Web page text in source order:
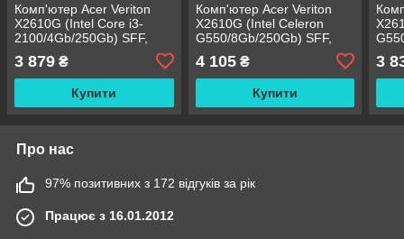
Комп'ютер Acer Veriton
X2610G (Intel Core i3-
2100/4Gb/250Gb) SFF,
3 879 ₴
Купити
Комп'ютер Acer Veriton
X2610G (Intel Celeron
G550/8Gb/250Gb) SFF,
4 105₴
Купити
3
Про нас
97% позитивних з 172 відгуків за рік
Працює з 16.01.2012